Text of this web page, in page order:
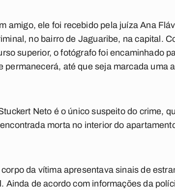
amigo, ele foi recebido pela juíza Ana
no bairro de Jaguaribe, na capital.
superior, o fotógrafo foi encaminhado
permanecerá, até que seja marcada uma
Neto é o único suspeito do crime,
morta no interior do
da vítima apresentava sinais de
Ainda de acordo com informações da